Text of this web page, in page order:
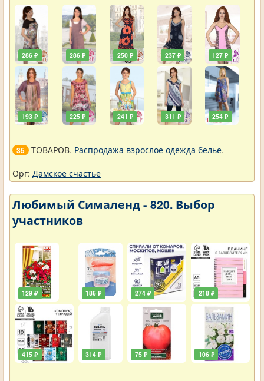
286 ₽
193 ₽
286 ₽
225 ₽
250 ₽
241 ₽
237 ₽
311 ₽
127 ₽
254 ₽
35 ТОВАРОВ. Распродажа взрослое одежда белье.
Орг: Дамское счастье
Любимый Сималенд - 820. Выбор
участников
129 ₽
415 ₽
186 ₽
314 ₽
274 ₽
75 ₽
218 ₽
106 ₽